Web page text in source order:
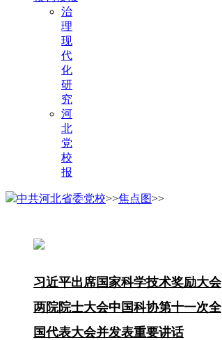
治
理
现
代
化
研
究
河
北
党
校
报
中共河北省委党校>>焦点图>>
习近平出席国家科学技术奖励大会
两院院士大会中国科协第十一次全
国代表大会并发表重要讲话